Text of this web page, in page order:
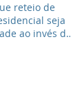
reteio de
seja
ao invés de